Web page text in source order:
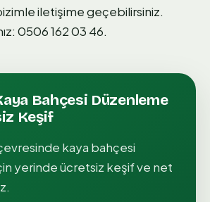
iletişime geçebilirsiniz.
0506 162 03 46.
Bahçesi Düzenleme
Keşif
kaya bahçesi
yerinde ücretsiz keşif ve net